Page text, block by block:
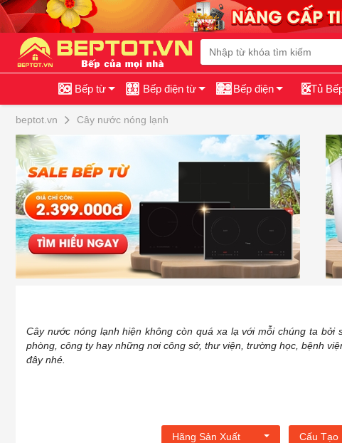
Bếp từ Bếp điện từ Bếp điện Tủ
beptot.vn Cây nước nóng lạnh
Cây nước nóng lạnh hiện không còn quá xa lạ với mỗi chúng ta
phòng, công ty hay những nơi công sở, thư viện, trường học, bệnh
đây nhé.
Hãng Sản Xuất Cấu Tạo